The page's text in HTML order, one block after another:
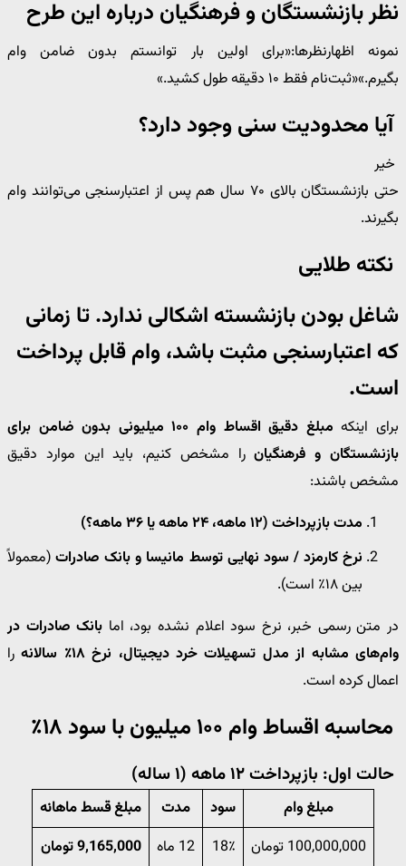
نظر بازنشستگان و فرهنگیان درباره این طرح
نمونه اظهارنظرها:«برای اولین بار توانستم بدون ضامن وام
بگیرم.»«ثبت‌نام فقط ۱۰ دقیقه طول کشید.»
آیا محدودیت سنی وجود دارد؟
خیر
حتی بازنشستگان بالای ۷۰ سال هم پس از اعتبارسنجی می‌توانند وام
بگیرند.
نکته طلایی
شاغل بودن بازنشسته اشکالی ندارد. تا زمانی
که اعتبارسنجی مثبت باشد، وام قابل پرداخت
است.
برای اینکه
مبلغ دقیق اقساط وام ۱۰۰ میلیونی بدون ضامن برای
بازنشستگان و فرهنگیانرا مشخص کنیم، باید این موارد دقیق
مشخص باشند:
مدت بازپرداخت (۱۲ ماهه، ۲۴ ماهه یا ۳۶ ماهه؟)
نرخ کارمزد / سود نهایی توسط مانیسا و بانک صادرات(معمولاً
بین ۱۸٪ است).
در متن رسمی خبر، نرخ سود اعلام نشده بود، اما بانک صادرات در
وام‌های مشابه از مدل تسهیلات خرد دیجیتال، نرخ ۱۸٪ سالانه
را
اعمال کرده است.
محاسبه اقساط وام ۱۰۰ میلیون با سود ۱۸٪
حالت اول: بازپرداخت ۱۲ ماهه (۱ ساله)
مبلغ وام سود مدت
مبلغ قسط ماهانه
100,000,000 تومان
18٪ 12 ماه 9,165,000 تومان